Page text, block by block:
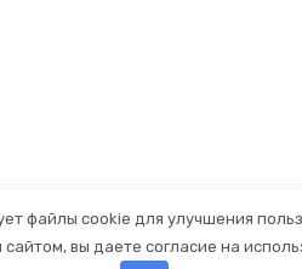
файлы cookie для улучшения
вы даете согласие на